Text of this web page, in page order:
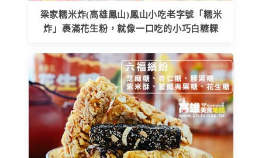
梁家糯米炸(高雄鳳山)鳳山小吃老字號「糯米
炸」裹滿花生粉，就像一口吃的小巧白糖粿